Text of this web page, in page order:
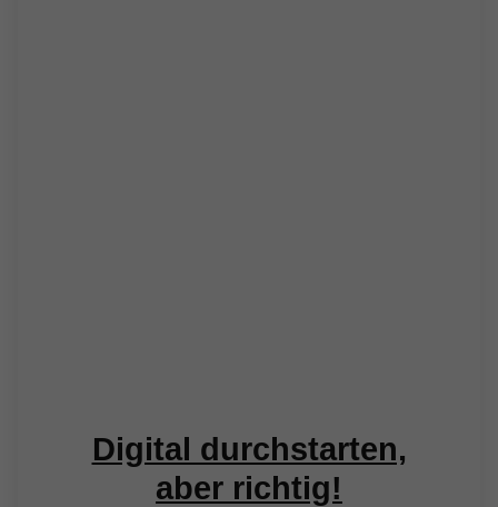
Digital durchstarten,
aber richtig!